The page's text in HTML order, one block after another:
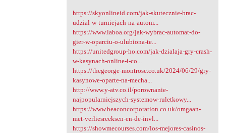
https://skyonlineid.com/jak-skutecznie-brac-
udzial-w-turniejach-na-autom...
https://www.laboa.org/jak-wybrac-automat-do-
gier-w-oparciu-o-ulubiona-te...
https://unitedgroup-ho.com/jak-dzialaja-gry-crash-
w-kasynach-online-i-co...
https://thegeorge-montrose.co.uk/2024/06/29/gry-
kasynowe-oparte-na-mecha...
http://www.y-atv.co.il/porownanie-
najpopularniejszych-systemow-ruletkowy...
https://www.beaconcorporation.co.uk/omgaan-
met-verliesreeksen-en-de-invl...
https://showmecourses.com/los-mejores-casinos-